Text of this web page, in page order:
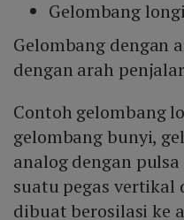
Gelombang
Gelombang dengan
dengan arah
Contoh gelombang
gelombang bunyi,
analog dengan
suatu pegas vertikal
dibuat berosilasi ke